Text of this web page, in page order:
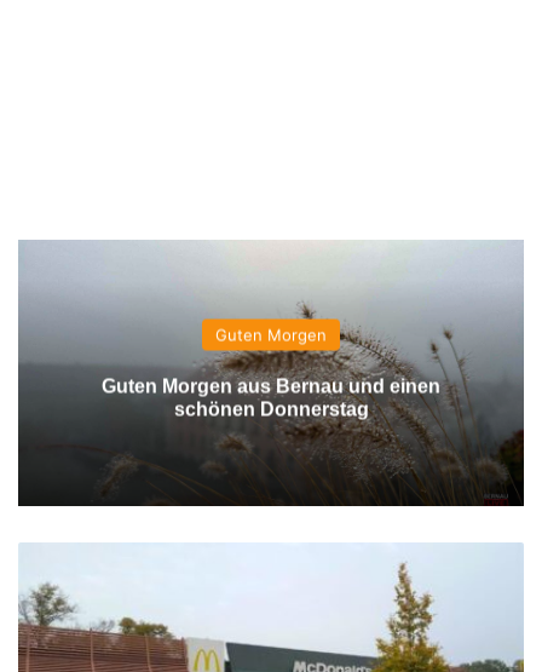
Guten Morgen
Guten Morgen aus Bernau und einen
schönen Donnerstag